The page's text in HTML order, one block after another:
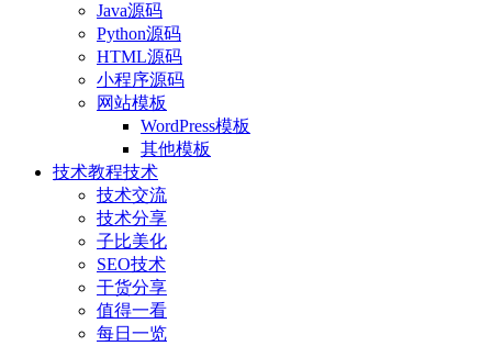
Java源码
Python源码
HTML源码
小程序源码
网站模板
WordPress模板
其他模板
技术教程技术
技术交流
技术分享
子比美化
SEO技术
干货分享
值得一看
每日一览